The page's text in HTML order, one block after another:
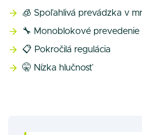
🧊 Spoľahlivá prevádzka v
🔧 Monoblokové prevedenie
📋 Pokročilá regulácia
🤫 Nízka hlučnosť